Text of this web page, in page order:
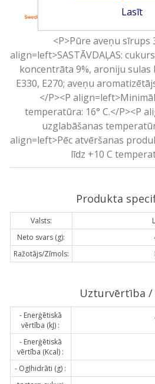
<P>Pūre aveņu sīrups
align=left>SASTĀVDAĻAS:
koncentrāta 9%, aroniju sulas
E330, E270; aveņu
</P><P
temperatūra: 16° C.</P><P
uzglabāšanas
align=left>Pēc atvēršanas
līdz +10 C
Produkta
Valsts:
Neto svars (g):
Ražotājs/Zīmols:
Uzturvērtība /
- Enerģētiskā
vērtība (kJ) :
- Enerģētiskā
vērtība (Kcal) :
- Ogļhidrāti (g) :
Lasīt